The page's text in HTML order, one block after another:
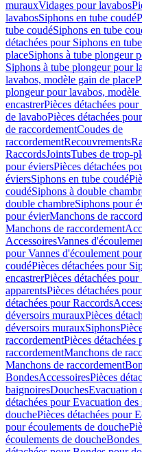
murauxVidages pour lavabos
lavabosSiphons en tube coudé
tube coudéSiphons en tube
détachées pour Siphons en
placeSiphons à tube plongeur
Siphons à tube plongeur pour
lavabos, modèle gain de place
plongeur pour lavabos, modèle
encastrerPièces détachées
de lavaboPièces détachées
de raccordementCoudes de
raccordementRecouvrements
RaccordsJointsTubes de trop-
pour éviersPièces détachées
éviersSiphons en tube coudé
coudéSiphons à double
double chambreSiphons pour
pour évierManchons de
Manchons de raccordement
AccessoiresVannes
pour Vannes d'écoulement
coudéPièces détachées pour
encastrerPièces détachées
apparentsPièces détachées
détachées pour Raccords
déversoirs murauxPièces
déversoirs murauxSiphons
raccordementPièces détachées
raccordementManchons de
Manchons de raccordement
BondesAccessoiresPièces
baignoiresDouchesEvacuation
détachées pour Evacuation
douchePièces détachées pour
pour écoulements de douche
écoulements de doucheBondes